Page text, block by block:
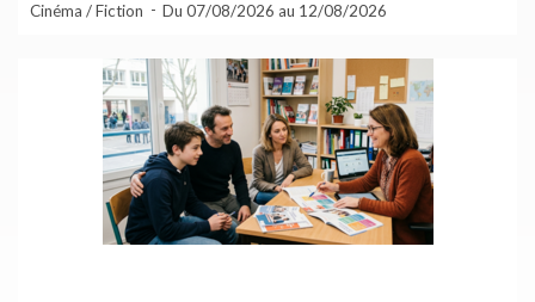
Cinéma / Fiction Du 07/08/2026 au 12/08/2026